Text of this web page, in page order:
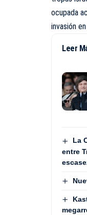
ocupada
invasión
Leer
La
entre